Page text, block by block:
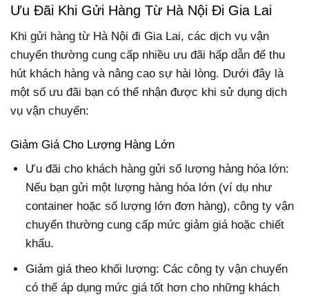
Ưu Đãi Khi Gửi Hàng Từ Hà Nội Đi Gia Lai
Khi gửi hàng từ Hà Nội đi Gia Lai, các dịch vụ vận
chuyển thường cung cấp nhiều ưu đãi hấp dẫn để thu
hút khách hàng và nâng cao sự hài lòng. Dưới đây là
một số ưu đãi bạn có thể nhận được khi sử dụng dịch
vụ vận chuyển:
Giảm Giá Cho Lượng Hàng Lớn
Ưu đãi cho khách hàng gửi số lượng hàng hóa lớn:
Nếu bạn gửi một lượng hàng hóa lớn (ví dụ như
container hoặc số lượng lớn đơn hàng), công ty vận
chuyển thường cung cấp mức giảm giá hoặc chiết
khấu.
Giảm giá theo khối lượng: Các công ty vận chuyển
có thể áp dụng mức giá tốt hơn cho những khách